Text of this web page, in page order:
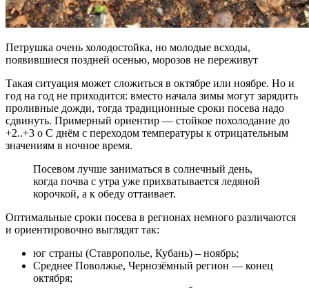
Петрушка очень холодостойка, но молодые всходы,
появившиеся поздней осенью, морозов не переживут
Такая ситуация может сложиться в октябре или ноябре. Но и
год на год не приходится: вместо начала зимы могут зарядить
проливные дожди, тогда традиционные сроки посева надо
сдвинуть. Примерный ориентир — стойкое похолодание до
+2..+3 о С днём с переходом температуры к отрицательным
значениям в ночное время.
Посевом лучше заниматься в солнечный день,
когда почва с утра уже прихватывается ледяной
корочкой, а к обеду оттаивает.
Оптимальные сроки посева в регионах немного различаются
и ориентировочно выглядят так:
юг страны (Ставрополье, Кубань) – ноябрь;
Среднее Поволжье, Чернозёмный регион — конец
октября;